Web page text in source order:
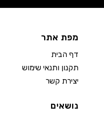
מפת אתר
דף הבית
תקנון ותנאי שימוש
יצירת קשר
נושאים